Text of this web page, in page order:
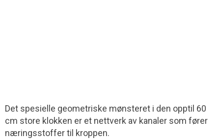
Det spesielle geometriske mønsteret i den opptil 60
cm store klokken er et nettverk av kanaler som fører
næringsstoffer til kroppen.